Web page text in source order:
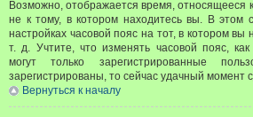
Возможно, отображается время, относящееся
не к тому, в котором находитесь вы. В этом
настройках часовой пояс на тот, в котором вы
т. д. Учтите, что изменять часовой пояс,
могут только зарегистрированные
зарегистрированы, то сейчас удачный момент
Вернуться к началу